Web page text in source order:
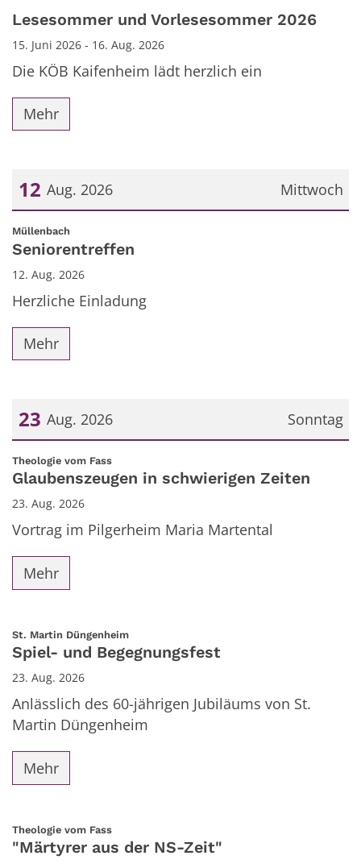
Datum: 15. Juni 2026
Lesesommer und Vorlesesommer 2026
15. Juni 2026 - 16. Aug. 2026
Die KÖB Kaifenheim lädt herzlich ein
Mehr
Mittwoch
12 Aug. 2026
Datum: 12. August 2026
Müllenbach
Seniorentreffen
12. Aug. 2026
Herzliche Einladung
Mehr
Sonntag
23 Aug. 2026
Datum: 23. August 2026
Theologie vom Fass:
Glaubenszeugen in schwierigen Zeiten
23. Aug. 2026
Vortrag im Pilgerheim Maria Martental
Mehr
St. Martin Düngenheim:
Spiel- und Begegnungsfest
23. Aug. 2026
Anlässlich des 60-jährigen Jubiläums von St.
Martin Düngenheim
Mehr
Theologie vom Fass:
"Märtyrer aus der NS-Zeit"